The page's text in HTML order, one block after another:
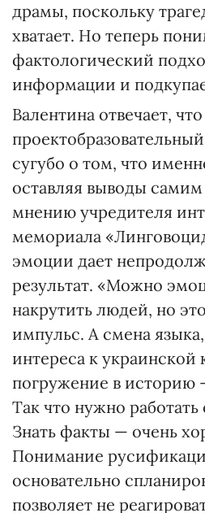
драмы, поскольку
хватает. Но теперь
фактологический
информации и
Валентина отвечает,
сугубо о том, что
оставляя выводы
мнению учредителя
мемориала
эмоции дает
результат. «Можно
накрутить людей, но
импульс. А смена
интереса к украинской
погружение в историю
Так что нужно
Знать факты — очень
Понимание
основательно
позволяет не